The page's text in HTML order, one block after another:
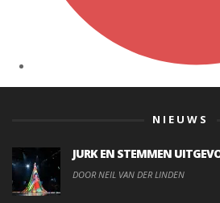
NIEUWS
JURK EN STEMMEN
DOOR NEIL VAN DER LINDEN